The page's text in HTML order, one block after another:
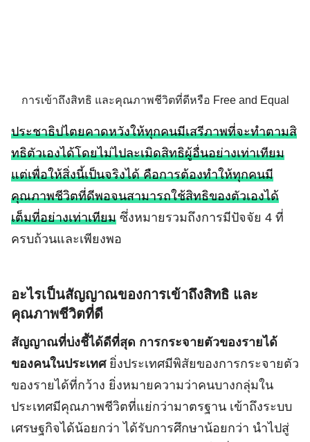
Search
การเข้าถึงสิทธิ และคุณภาพชีวิตที่ดีหรือ Free and Equal
ประชาธิปไตยคาดหวังให้ทุกคนมีเสรีภาพที่จะทำตามสิ
ทธิตัวเองได้โดยไม่ไปละเมิดสิทธิผู้อื่นอย่างเท่าเทียม
แต่เพื่อให้สิ่งนี้เป็นจริงได้ คือการต้องทำให้ทุกคนมี
คุณภาพชีวิตที่ดีพอจนสามารถใช้สิทธิของตัวเองได้
เต็มที่อย่างเท่าเทียม ซึ่งหมายรวมถึงการมีปัจจัย 4 ที่
ครบถ้วนและเพียงพอ
อะไรเป็นสัญญาณของการเข้าถึงสิทธิ และ
คุณภาพชีวิตที่ดี
สัญญาณที่บ่งชี้ได้ดีที่สุด การกระจายตัวของรายได้
ของคนในประเทศยิ่งประเทศมีพิสัยของการกระจายตัว
ของรายได้ที่กว้าง ยิ่งหมายความว่าคนบางกลุ่มใน
ประเทศมีคุณภาพชีวิตที่แย่กว่ามาตรฐาน เข้าถึงระบบ
เศรษฐกิจได้น้อยกว่า ได้รับการศึกษาน้อยกว่า นำไปสู่